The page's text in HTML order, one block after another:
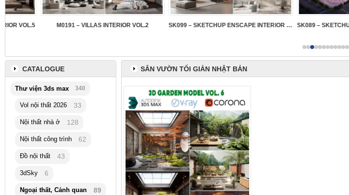
M0191 – VILLAS INTERIOR VOL.2 SK099 – SKETCHUP ENSCAPE INTERIOR VOL.2
SÂN VƯỜN TỐI GIẢN NHẬT BẢN
CATALOGUE
Thư viện 3ds max 340
Vol nội thất 2026 33
Nội thất nhà ở 128
Nội thất công trình 62
Đồ nội thất 43
3dSky 6
Ngoại thất, Cảnh quan 89